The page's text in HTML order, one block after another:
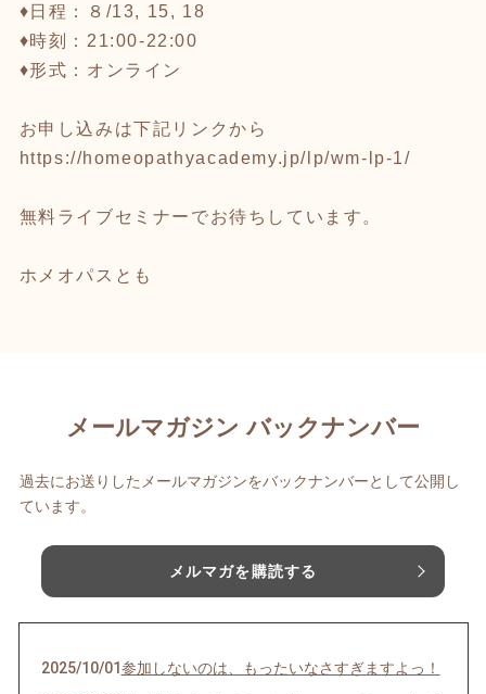
♦️日程：８/13, 15, 18
♦️時刻：21:00-22:00
♦️形式：オンライン
お申し込みは下記リンクから
https://homeopathyacademy.jp/lp/wm-lp-1/
無料ライブセミナーでお待ちしています。
ホメオパスとも
メールマガジン バックナンバー
過去にお送りしたメールマガジンをバックナンバーとして公開し
ています。
メルマガを購読する
2025/10/01参加しないのは、もったいなさすぎますよっ！